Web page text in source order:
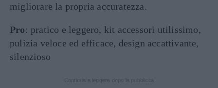
migliorare la propria accuratezza.
Pro: pratico e leggero, kit accessori utilissimo,
pulizia veloce ed efficace, design accattivante,
silenzioso